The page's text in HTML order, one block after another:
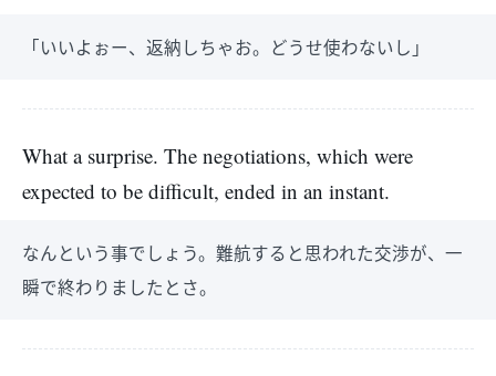
「いいよぉー、返納しちゃお。どうせ使わないし」
What a surprise. The negotiations, which were
expected to be difficult, ended in an instant.
なんという事でしょう。難航すると思われた交渉が、一
瞬で終わりましたとさ。